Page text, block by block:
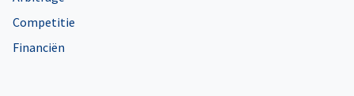
Competitie
Financiën